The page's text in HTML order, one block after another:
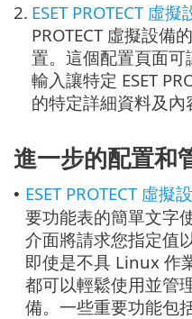
2. ESET PROTECT 虛
PROTECT 虛擬設備
置。這個配置頁面
輸入讓特定 ESET
的特定詳細資料及內
進一步的配置和
• ESET PROTECT 虛擬
要功能表的簡單文字
介面將請求您指定值
即使是不具 Linux 作
都可以輕鬆使用並管
備。一些重要功能包